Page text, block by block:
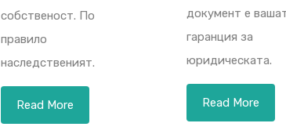
собственост. По
правило
наследственият.
Read More
документ е
гаранция за
юридическата.
Read More